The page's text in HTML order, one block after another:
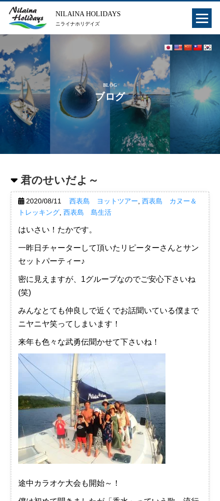
NILAINA HOLIDAYS
ニライナホリデイズ
BLOG
ブログ
君のせいだよ～
2020/08/11 西表島 ヨットツアー 西表島 カヌー＆
トレッキング, 西表島 島生活
はいさい！たかです。
一昨日チャーターして頂いたリピーターさんとサン
セットパーティー♪
密に見えますが、1グループなのでご安心下さいね
(笑)
みんなとても仲良しで近くでお話聞いている僕まで
ニヤニヤ笑ってしまいます！
来年も色々な武勇伝聞かせて下さいね！
途中カラオケ大会も開始～！